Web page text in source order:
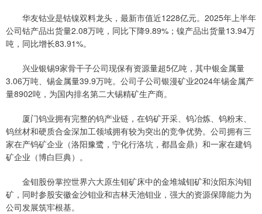
华友钴业是钴镍双料龙头，最新市值近1228亿元。2025年上半年
公司钴产品出货量2.08万吨，同比下降9.89%；镍产品出货量13.94万
吨，同比增长83.91%。
兴业银锡9家骨干子公司现保有资源量超5亿吨，其中银金属量
3.06万吨、锡金属量39.9万吨。公司子公司银漫矿业2024年锡金属产
量8902吨，为国内排名第二大锡精矿生产商。
厦门钨业拥有完整的钨产业链，在钨矿开采、钨冶炼、钨粉末、
钨丝材和硬质合金深加工领域拥有较为突出的竞争优势。公司拥有三
家在产钨矿企业（洛阳豫鹭，宁化行洛坑，都昌金鼎）和一家在建钨
矿企业（博白巨典）。
金钼股份掌控世界六大原生钼矿床中的金堆城钼矿和汝阳东沟钼
矿，同时参股安徽金沙钼业和吉林天池钼业，强大的资源保障能力为
公司发展筑牢根基。